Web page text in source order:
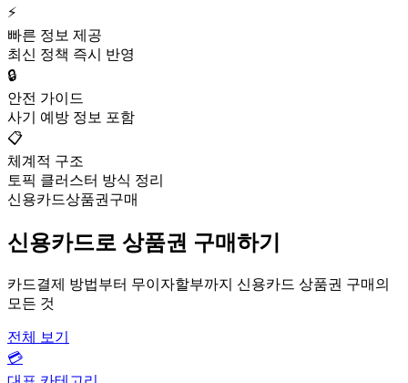
⚡
빠른 정보 제공
최신 정책 즉시 반영
🔒
안전 가이드
사기 예방 정보 포함
📋
체계적 구조
토픽 클러스터 방식 정리
신용카드상품권구매
신용카드로 상품권 구매하기
카드결제 방법부터 무이자할부까지 신용카드 상품권 구매의
모든 것
전체 보기
💳